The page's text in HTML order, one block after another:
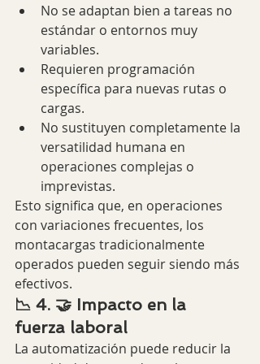
No se adaptan bien a tareas no
estándar o entornos muy
variables.
Requieren programación
específica para nuevas rutas o
cargas.
No sustituyen completamente la
versatilidad humana en
operaciones complejas o
imprevistas.
Esto significa que, en operaciones
con variaciones frecuentes, los
montacargas tradicionalmente
operados pueden seguir siendo más
efectivos.
📉 4. 🤝 Impacto en la
fuerza laboral
La automatización puede reducir la